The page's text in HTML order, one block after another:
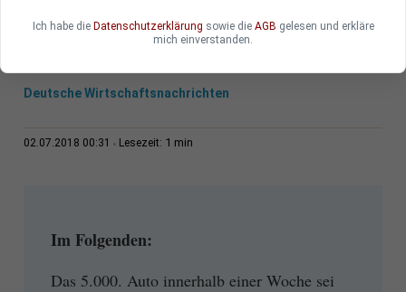
Deutsche Wirtschaftsnachrichten
02.07.2018 00:31 Lesezeit: 1 min
Im Folgenden:
Das 5.000. Auto innerhalb einer Woche sei
Ich habe die Datenschutzerklärung sowie die AGB gelesen und erkläre
mich einverstanden.